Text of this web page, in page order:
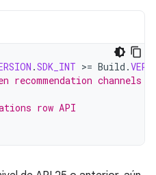
.SDK_INT >= Build .
recommendation channels
row API